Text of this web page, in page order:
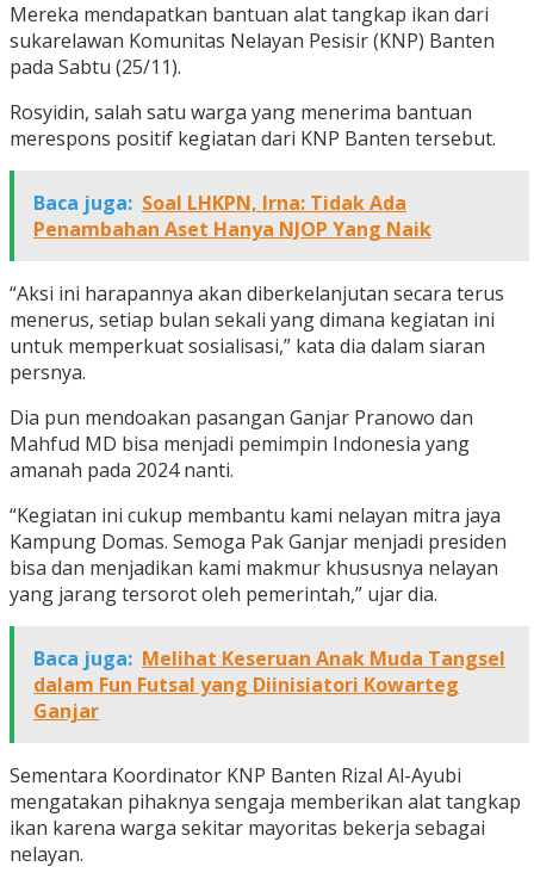
Mereka mendapatkan bantuan alat tangkap ikan dari
sukarelawan Komunitas Nelayan Pesisir (KNP) Banten
pada Sabtu (25/11).
Rosyidin, salah satu warga yang menerima bantuan
merespons positif kegiatan dari KNP Banten tersebut.
Baca juga: Soal LHKPN, Irna: Tidak Ada
Penambahan Aset Hanya NJOP Yang Naik
“Aksi ini harapannya akan diberkelanjutan secara terus
menerus, setiap bulan sekali yang dimana kegiatan ini
untuk memperkuat sosialisasi,” kata dia dalam siaran
persnya.
Dia pun mendoakan pasangan Ganjar Pranowo dan
Mahfud MD bisa menjadi pemimpin Indonesia yang
amanah pada 2024 nanti.
“Kegiatan ini cukup membantu kami nelayan mitra jaya
Kampung Domas. Semoga Pak Ganjar menjadi presiden
bisa dan menjadikan kami makmur khususnya nelayan
yang jarang tersorot oleh pemerintah,” ujar dia.
Baca juga: Melihat Keseruan Anak Muda Tangsel
dalam Fun Futsal yang Diinisiatori Kowarteg
Ganjar
Sementara Koordinator KNP Banten Rizal Al-Ayubi
mengatakan pihaknya sengaja memberikan alat tangkap
ikan karena warga sekitar mayoritas bekerja sebagai
nelayan.